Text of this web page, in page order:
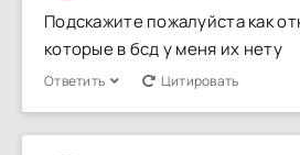
Подскажите пожалуйста как
которые в бсд у меня их нету
Ответить Цитировать